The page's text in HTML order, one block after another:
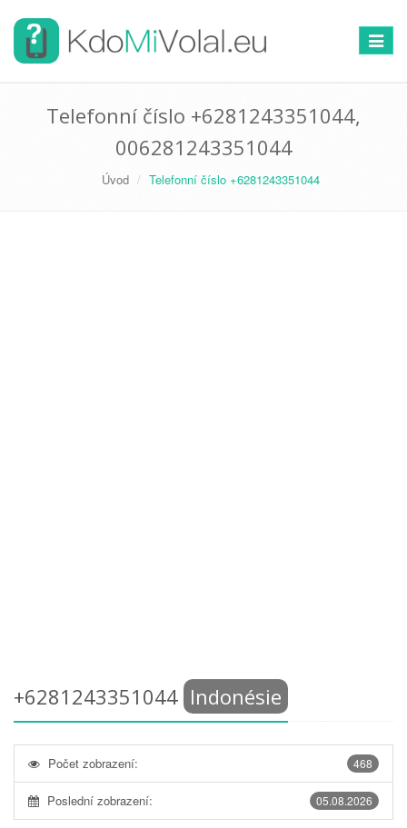
Telefonní číslo +6281243351044,
006281243351044
Úvod Telefonní číslo +6281243351044
+6281243351044 Indonésie
468
Počet zobrazení:
05.08.2026
Poslední zobrazení: